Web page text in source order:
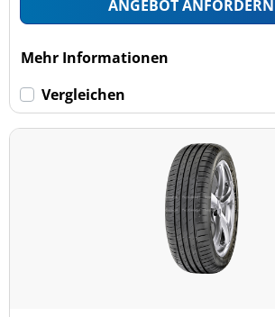
ANGEBOT ANFORDERN
Mehr Informationen
Vergleichen